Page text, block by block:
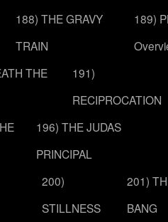
188) THE GRAVY
TRAIN
189)
THE
191)
RECIPROCATION
196) THE JUDAS
PRINCIPAL
200)
STILLNESS
201)
BANG